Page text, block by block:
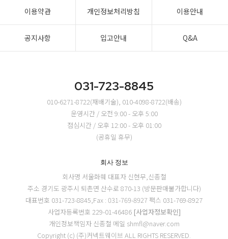
이용약관 개인정보처리방침 이용안내
공지사항 입고안내 Q&A
031-723-8845
010-6271-8722(재배기술), 010-4098-8722(배송)
운영시간 / 오전 9:00 - 오후 5:00
점심시간 / 오후 12:00 - 오후 01:00
(공휴일 휴무)
회사 정보
회사명 서울화훼 대표자 신현무,신종철
주소 경기도 광주시 퇴촌면 산수로 870-13 (방문판매불가합니다)
대표번호 031-723-8845,Fax : 031-769-8927 팩스 031-769-8927
사업자등록번호 229-01-46486 [사업자정보확인]
개인정보책임자 신종철 메일 shmfl@naver.com
Copyright (c) (주)커넥트웨이브 ALL RIGHTS RESERVED.